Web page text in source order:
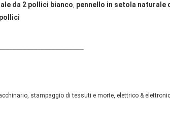
da 2 pollici bianco, pennello in setola naturale
stampaggio di tessuti e morte, elettrico &